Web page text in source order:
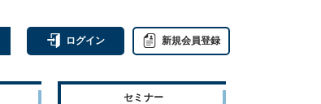
ログイン 新規会員登録
セミナー